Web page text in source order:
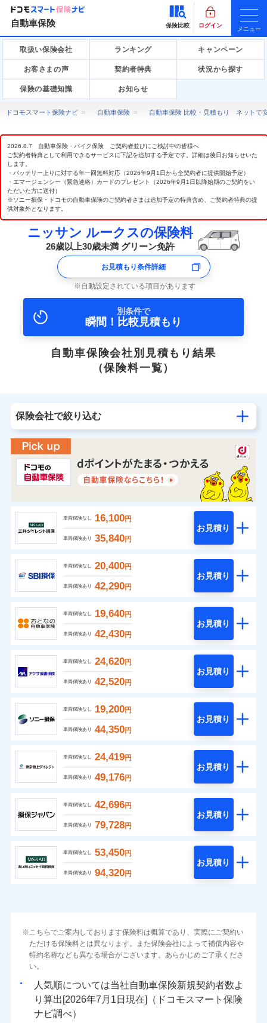
自動車保険 保険比較 ログイン
メニュー
取扱い保険会社 ランキング キャンペーン
お客さまの声 契約者特典 状況から探す
保険の基礎知識 お知らせ
ドコモスマート保険ナビ 自動車保険 自動車保険 比較・見積もり ネットで
2026.8.7 自動車保険・バイク保険 ご契約者並びにご検討中の皆様へ
ご契約者特典として利用できるサービスに下記を追加する予定です。詳細は後日お知らせいた
します。
・バッテリー上りに対する年一回無料対応（2026年9月1日から全契約者に提供開始予定）
・エマージェンシー（緊急連絡）カードのプレゼント（2026年9月1日以降始期のご契約をい
ただいた方に送付）
※ソニー損保・ドコモの自動車保険のご契約者さまは追加予定の特典含め、ご契約者特典の提
供対象外となります。
ニッサン ルークスの保険料
26歳以上30歳未満 グリーン免許
お見積もり条件詳細
自動設定されている項目があります
別条件で
瞬間！比較見積もり
自動車保険会社別見積もり結果
（保険料一覧）
保険会社で絞り込む
車両保険なし 16,100円
車両保険あり 35,840円
お見積り
車両保険なし 20,400円
車両保険あり 42,290円
お見積り
車両保険なし 19,640円
車両保険あり 42,430円
お見積り
車両保険なし 24,620円
車両保険あり 42,520円
お見積り
車両保険なし 19,200円
車両保険あり 44,350円
お見積り
車両保険なし 24,419円
車両保険あり 49,176円
お見積り
車両保険なし 42,696円
車両保険あり 79,728円
お見積り
車両保険なし 53,450円
車両保険あり 94,320円
お見積り
こちらでご案内しております保険料は概算であり、実際にご契約い
ただける保険料とは異なります。また保険会社によって補償内容や
特約名称なども異なる場合がございます。あらかじめご了承くださ
い。
人気順については当社
新規契約者数よ
り算出[
年 月
日現在]（ドコモスマート保険
ナビ調べ）